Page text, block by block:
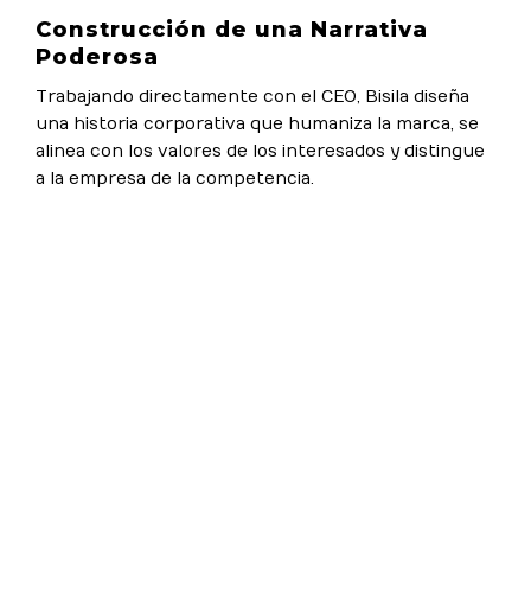
Construcción de una Narrativa
Poderosa
Trabajando directamente con el CEO, Bisila diseña
una historia corporativa que humaniza la marca, se
alinea con los valores de los interesados y distingue
a la empresa de la competencia.